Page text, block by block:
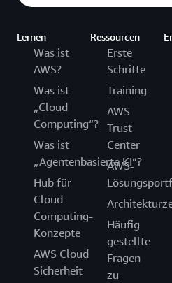
Lernen
Was ist
AWS?
Was ist
„Cloud
Computing“?
Was ist
„Agentenbasierte KI“?
Hub für
Cloud-
Computing-
Konzepte
AWS Cloud
Sicherheit
Ressourcen
Erste
Schritte
Training
AWS
Trust
Center
AWS-
Häufig
gestellte
Fragen
zu